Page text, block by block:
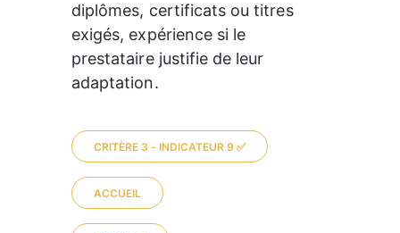
diplômes, certificats ou titres
exigés, expérience si le
prestataire justifie de leur
adaptation.
CRITÈRE 3 - INDICATEUR 9 ✅
ACCUEIL